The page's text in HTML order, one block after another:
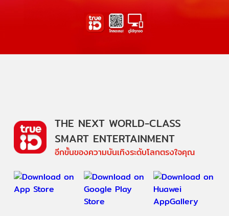
THE NEXT WORLD-CLASS
SMART ENTERTAINMENT
อีกขั้นของความบันเทิงระดับโลกตรงใจคุณ